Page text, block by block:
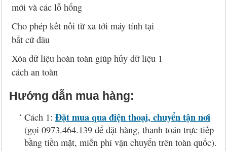
mới và các lỗ hổng
Cho phép kết nối từ xa tới máy tính tại
bất cứ đâu
Xóa dữ liệu hoàn toàn giúp hủy dữ liệu 1
cách an toàn
Hướng dẫn mua hàng:
Cách 1: Đặt mua qua điện thoại, chuyển tận nơi
(gọi 0973.464.139 để đặt hàng, thanh toán trực tiếp
bằng tiền mặt, miễn phí vận chuyển trên toàn quốc).